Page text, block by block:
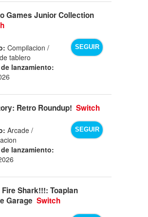
Games Junior Collection
SEGUIR
Compilacion /
tablero
lanzamiento:
Retro Roundup! Switch
SEGUIR
Arcade /
lanzamiento:
Fire Shark!!!: Toaplan
Garage Switch